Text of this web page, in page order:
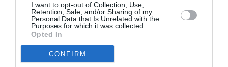
I want to opt-out of Collection, Use,
Retention, Sale, and/or Sharing of my
Personal Data that Is Unrelated with the
Purposes for which it was collected.
Opted In
CONFIRM